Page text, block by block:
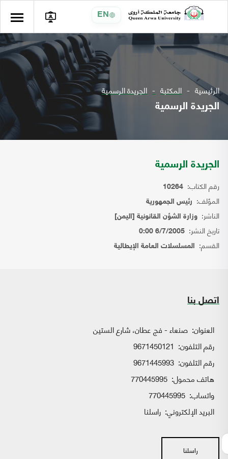
EN
الرئيسية المكتبة الجريدة الرسمية
الجريدة الرسمية
الجريدة الرسمية
رقم الكتاب: 10264
المؤلف: رئيس الجمهورية
الناشر: وزارة الشؤن القانونية [اليمن]
تاريخ النشر: 6/7/2005 0:00
القسم: المسلسلات العامة الإيطالية
اتصل بنا
العنوان: صنعاء - فج عطان، شارع الستين
رقم التلفون: 9671450121
رقم التلفون: 9671445993
هاتف محمول: 770445995
واتساب:
البريد الإلكتروني: راسلنا
راسلنا